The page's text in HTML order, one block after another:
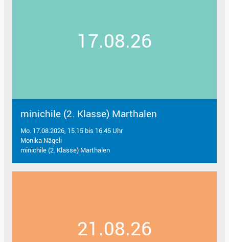
17.08.26
minichile (2. Klasse) Marthalen
Mo. 17.08.2026, 15.15 bis 16.45 Uhr
Monika Nägeli
minichile (2. Klasse) Marthalen
21.08.26